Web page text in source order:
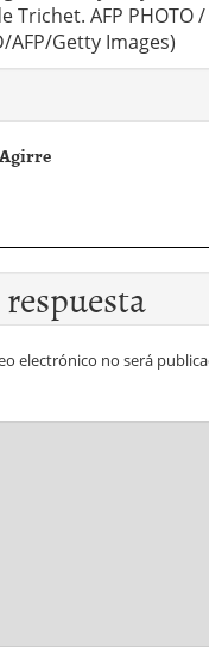
Trichet. AFP
AFP/Getty Images)
electrónico no será